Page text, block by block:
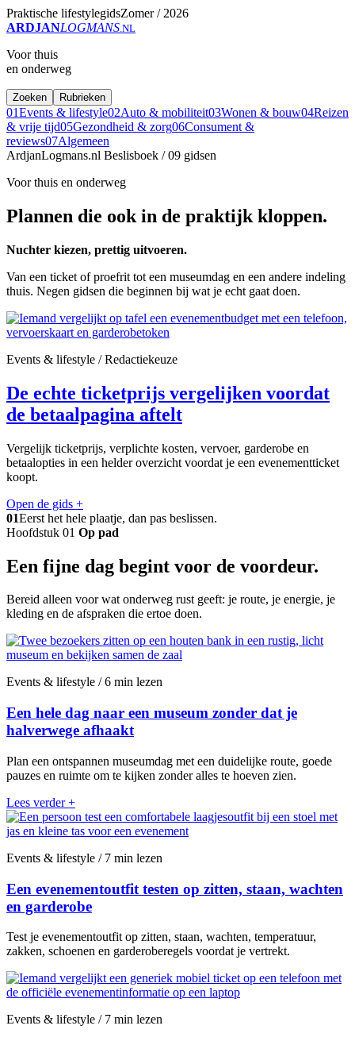
Praktische lifestylegidsZomer / 2026
ARDJANLOGMANS.NL
Voor thuis
en onderweg
Zoeken Rubrieken
01Events & lifestyle02Auto & mobiliteit03Wonen & bouw04Reizen
& vrije tijd05Gezondheid & zorg06Consument &
reviews07Algemeen
ArdjanLogmans.nl Beslisboek / 09 gidsen
Voor thuis en onderweg
Plannen die ook in de praktijk kloppen.
Nuchter kiezen, prettig uitvoeren.
Van een ticket of proefrit tot een museumdag en een andere indeling
thuis. Negen gidsen die beginnen bij wat je echt gaat doen.
Events & lifestyle / Redactiekeuze
De echte ticketprijs vergelijken voordat
de betaalpagina aftelt
Vergelijk ticketprijs, verplichte kosten, vervoer, garderobe en
betaalopties in een helder overzicht voordat je een evenementticket
koopt.
Open de gids +
01Eerst het hele plaatje, dan pas beslissen.
Hoofdstuk 01 Op pad
Een fijne dag begint voor de voordeur.
Bereid alleen voor wat onderweg rust geeft: je route, je energie, je
kleding en de afspraken die ertoe doen.
Events & lifestyle / 6 min lezen
Een hele dag naar een museum zonder dat je
halverwege afhaakt
Plan een ontspannen museumdag met een duidelijke route, goede
pauzes en ruimte om te kijken zonder alles te hoeven zien.
Lees verder+
Events & lifestyle / 7 min lezen
Een evenementoutfit testen op zitten, staan, wachten
en garderobe
Test je evenementoutfit op zitten, staan, wachten, temperatuur,
zakken, schoenen en garderoberegels voordat je vertrekt.
Events & lifestyle / 7 min lezen